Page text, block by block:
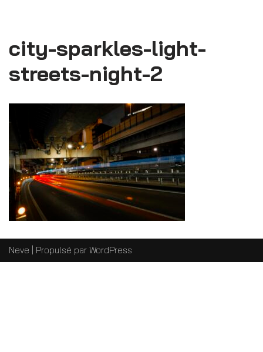
city-sparkles-light-
streets-night-2
Neve | Propulsé par WordPress